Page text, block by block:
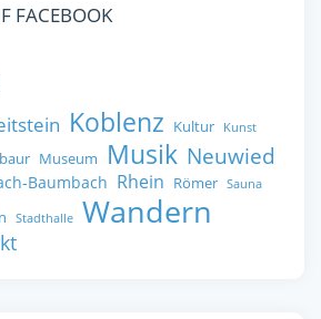
FACEBOOK
Koblenz Kultur Kunst
Museum Musik Neuwied
Baumbach Rhein Römer Sauna
Stadthalle Wandern